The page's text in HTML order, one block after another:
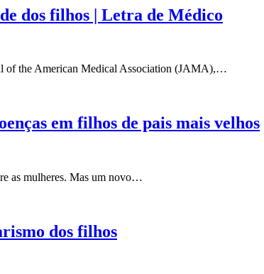
dos filhos | Letra de Médico
of the American Medical Association (JAMA),…
em filhos de pais mais velhos
as mulheres. Mas um novo…
dos filhos